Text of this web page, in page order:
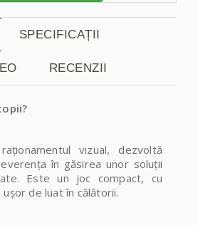
SPECIFICAȚII
RECENZII
vizual, dezvoltă
în găsirea unor soluții
Este un joc compact, cu
de luat în călătorii.